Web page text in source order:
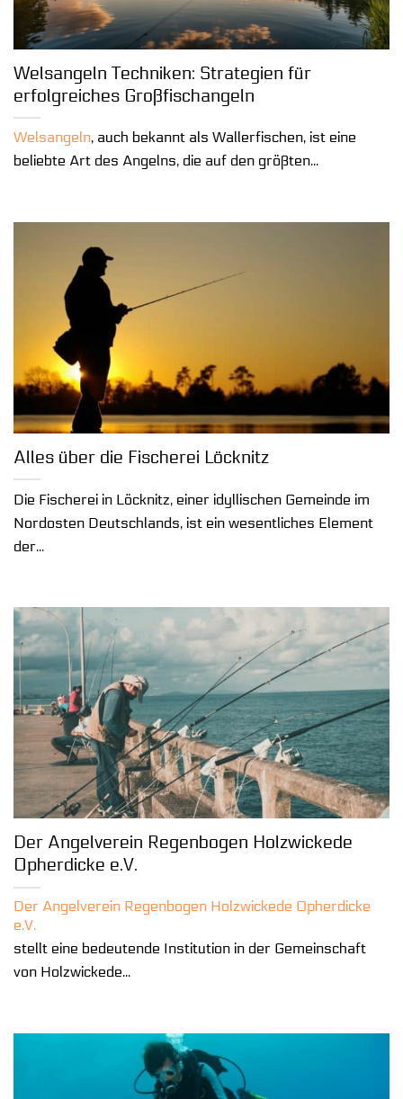
Welsangeln Techniken: Strategien für
erfolgreiches Großfischangeln
Welsangeln, auch bekannt als Wallerfischen, ist eine
beliebte Art des Angelns, die auf den größten...
Alles über die Fischerei Löcknitz
Die Fischerei in Löcknitz, einer idyllischen Gemeinde im
Nordosten Deutschlands, ist ein wesentliches Element
der...
Der Angelverein Regenbogen Holzwickede
Opherdicke e.V.
Der Angelverein Regenbogen Holzwickede Opherdicke
e.V.
stellt eine bedeutende Institution in der Gemeinschaft
von Holzwickede...